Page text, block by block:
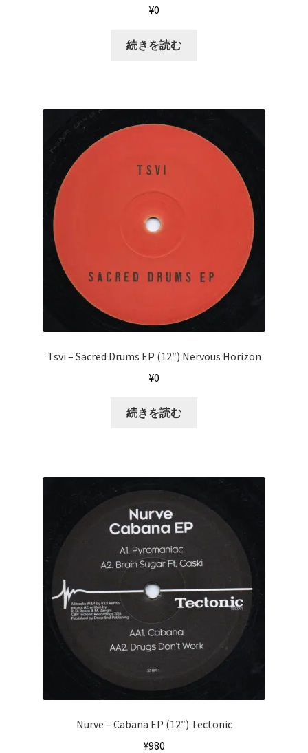
¥0
続きを読む
Tsvi ‎– Sacred Drums EP (12″) Nervous Horizon
¥0
続きを読む
Nurve ‎– Cabana EP (12″) Tectonic
¥980